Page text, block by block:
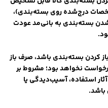
درج‌شده روی بسته‌بندی)،
شدن بسته‌بندی به بانی‌مد عودت
کردن بسته‌بندی باشد، صرف باز
نخواهد بود؛ مشروط بر
استفاده، آسیب‌دیدگی یا